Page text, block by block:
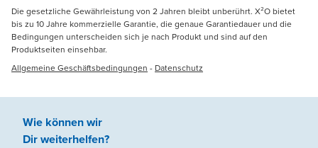
Die gesetzliche Gewährleistung von 2 Jahren bleibt unberührt. X²O bietet
bis zu 10 Jahre kommerzielle Garantie, die genaue Garantiedauer und die
Bedingungen unterscheiden sich je nach Produkt und sind auf den
Produktseiten einsehbar.
Allgemeine Geschäftsbedingungen - Datenschutz
Wie können wir
Dir weiterhelfen?